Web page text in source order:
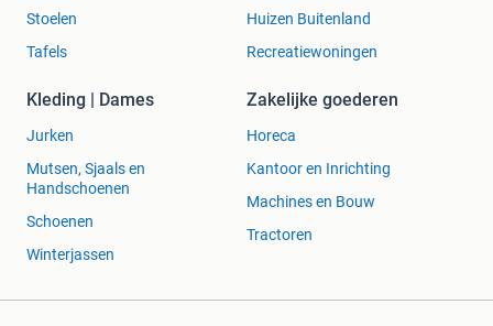
Stoelen
Tafels
Huizen Buitenland
Recreatiewoningen
Kleding | Dames
Jurken
Mutsen, Sjaals en
Handschoenen
Schoenen
Winterjassen
Zakelijke goederen
Horeca
Kantoor en Inrichting
Machines en Bouw
Tractoren